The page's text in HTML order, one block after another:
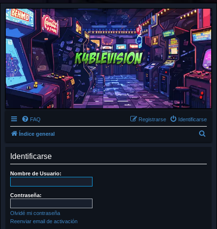
FAQ Identificarse
Registrarse
Índice general
Identificarse
Nombre de Usuario:
Contraseña:
Olvidé mi contraseña
Reenviar email de activación